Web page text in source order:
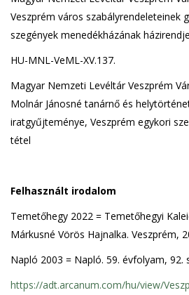
Veszprém város szabályrendeleteinek
szegények menedékházának
HU-MNL-VeML-XV.137.
Magyar Nemzeti Levéltár Veszprém
Molnár Jánosné tanárnő és
iratgyűjteménye, Veszprém egykori
tétel
Felhasznált irodalom
Temetőhegy 2022 = Temetőhegyi
Márkusné Vörös Hajnalka. Veszprém,
Napló 2003 = Napló. 59. évfolyam, 92.
https://adt.arcanum.com/hu/view/